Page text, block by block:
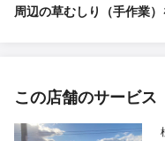
周辺の草むしり（手作業
この店舗のサービス